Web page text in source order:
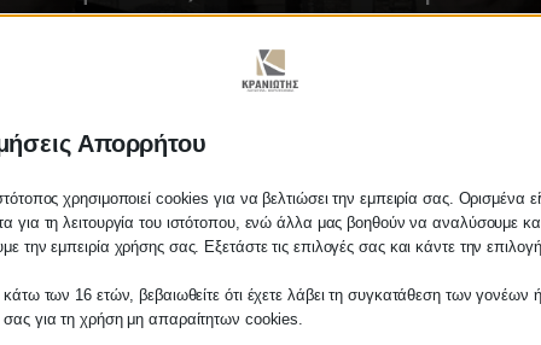
Απορρήτου
χρησιμοποιεί cookies για να βελτιώσει την εμπειρία σας. Ορισμένα
για τη λειτουργία του ιστότοπου, ενώ άλλα μας βοηθούν να αναλύσουμε
την εμπειρία χρήσης σας. Εξετάστε τις επιλογές σας και κάντε την
κάτω των 16 ετών, βεβαιωθείτε ότι έχετε λάβει τη συγκατάθεση των γονέων
για τη χρήση μη απαραίτητων cookies.